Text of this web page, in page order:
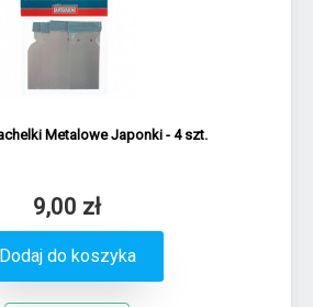
Metalowe Japonki - 4 szt.
9,00 zł
Dodaj do koszyka